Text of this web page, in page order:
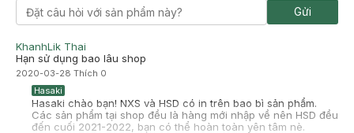
Gửi
KhanhLik Thai
Hạn sử dụng bao lâu shop
2020-03-28 Thích 0
Hasaki
Hasaki chào bạn! NXS và HSD có in trên bao bì sản phẩm.
Các sản phẩm tại shop đều là hàng mới nhập về nên HSD đều
đến cuối 2021-2022, bạn có thể hoàn toàn yên tâm nè.